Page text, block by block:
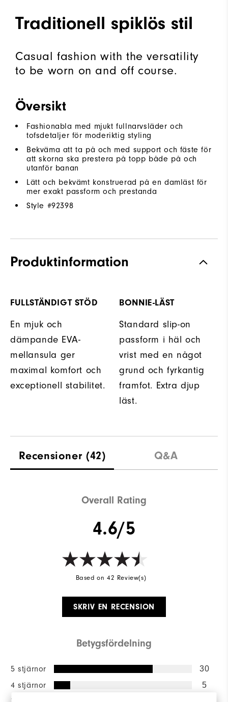
Traditionell spiklös stil
Casual fashion with the versatility
to be worn on and off course.
Översikt
Fashionabla med mjukt fullnarvsläder och
tofsdetaljer för moderiktig styling
Bekväma att ta på och med support och fäste för
att skorna ska prestera på topp både på och
utanför banan
Lätt och bekvämt konstruerad på en damläst för
mer exakt passform och prestanda
Style #92398
Produktinformation
FULLSTÄNDIGT STÖD
En mjuk och
dämpande EVA-
mellansula ger
maximal komfort och
exceptionell stabilitet.
BONNIE-LÄST
Standard slip-on
passform i häl och
vrist med en något
grund och fyrkantig
framfot. Extra djup
läst.
Recensioner (42) Q&A
Overall Rating
4.6/5
Based on 42 Review(s)
SKRIV EN RECENSION
Betygsfördelning
5 stjärnor 30
4 stjärnor 5